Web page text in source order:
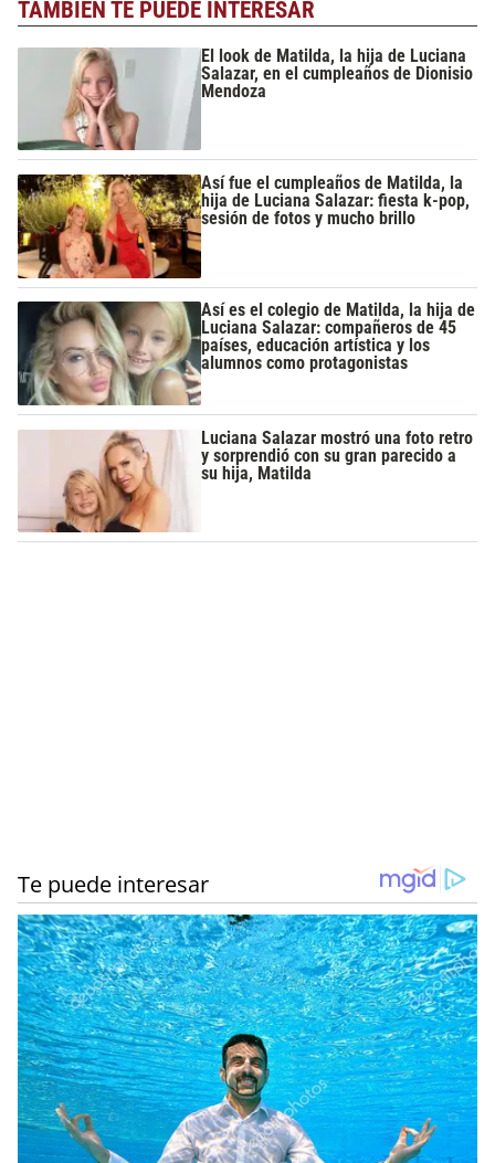
TAMBIÉN TE PUEDE INTERESAR
El look de Matilda, la hija de Luciana
Salazar, en el cumpleaños de Dionisio
Mendoza
Así fue el cumpleaños de Matilda, la
hija de Luciana Salazar: fiesta k-pop,
sesión de fotos y mucho brillo
Así es el colegio de Matilda, la hija de
Luciana Salazar: compañeros de 45
países, educación artística y los
alumnos como protagonistas
Luciana Salazar mostró una foto retro
y sorprendió con su gran parecido a
su hija, Matilda